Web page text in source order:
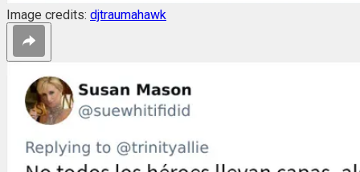
Image credits: djtraumahawk